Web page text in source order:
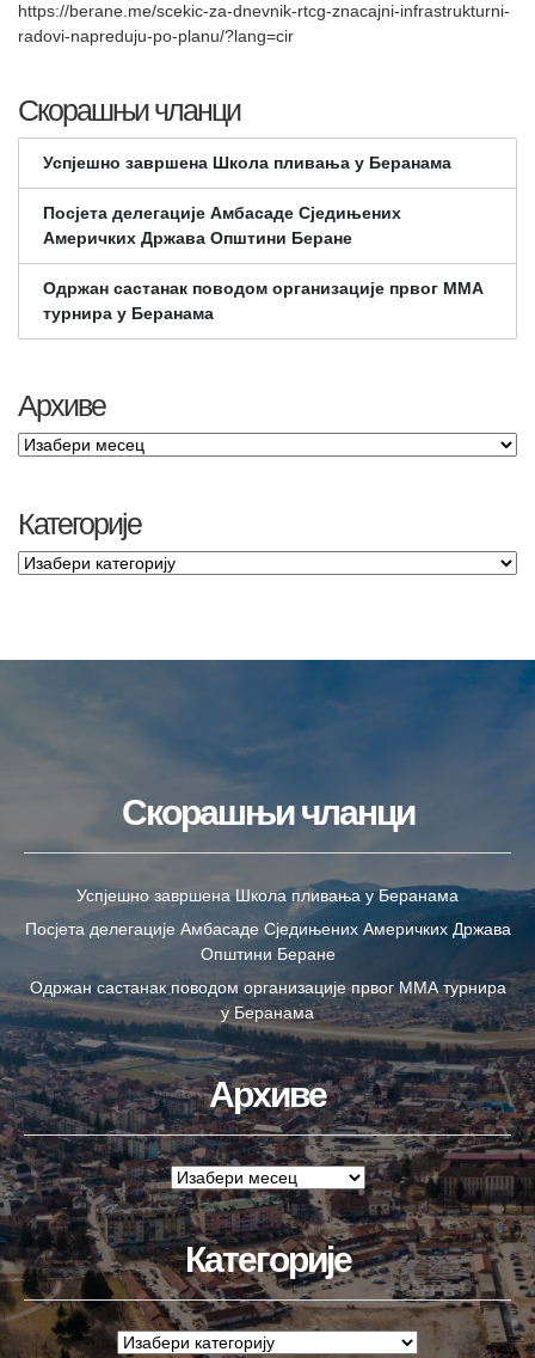
https://berane.me/scekic-za-dnevnik-rtcg-znacajni-infrastrukturni-
radovi-napreduju-po-planu/?lang=cir
Скорашњи чланци
Успјешно завршена Школа пливања у Беранама
Посјета делегације Амбасаде Сједињених
Америчких Држава Општини Беране
Одржан састанак поводом организације првог ММА
турнира у Беранама
Архиве
Категорије
Скорашњи чланци
Успјешно завршена Школа пливања у Беранама
Посјета делегације Амбасаде Сједињених Америчких Држава
Општини Беране
Одржан састанак поводом организације првог ММА турнира
у Беранама
Архиве
Категорије